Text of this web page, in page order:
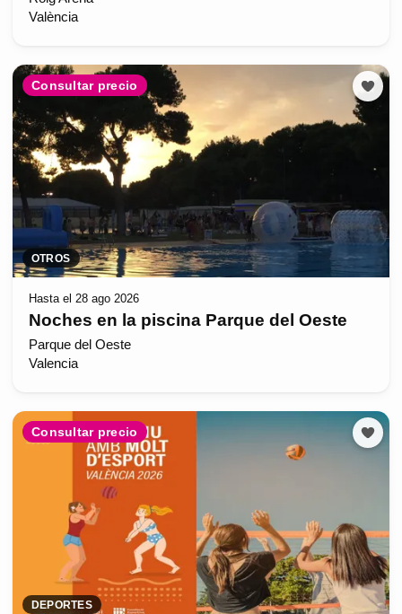
València
Consultar precio
OTROS
Hasta el 28 ago 2026
Noches en la piscina Parque del Oeste
Parque del Oeste
Valencia
Consultar precio
DEPORTES